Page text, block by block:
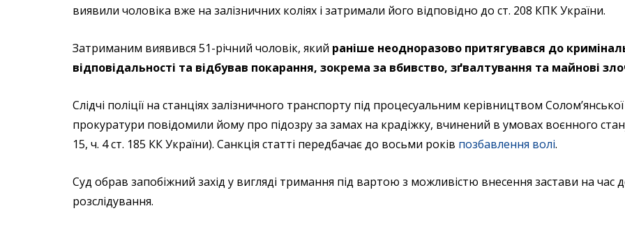
виявили чоловіка вже на залізничних коліях і затримали його відповідно до ст. 208 КПК України.
Затриманим виявився 51-річний чоловік, який раніше неодноразово притягувався до
відповідальності та відбував покарання, зокрема за вбивство, зґвалтування та майнові
Слідчі поліції на станціях залізничного транспорту під процесуальним керівництвом
прокуратури повідомили йому про підозру за замах на крадіжку, вчинений в умовах воєнного
15, ч. 4 ст. 185 КК України). Санкція статті передбачає до восьми років позбавлення волі.
Суд обрав запобіжний захід у вигляді тримання під вартою з можливістю внесення застави на час
розслідування.